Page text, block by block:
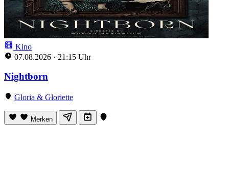
Kino
07.08.2026 · 21:15 Uhr
Nightborn
Gloria & Gloriette
Merken